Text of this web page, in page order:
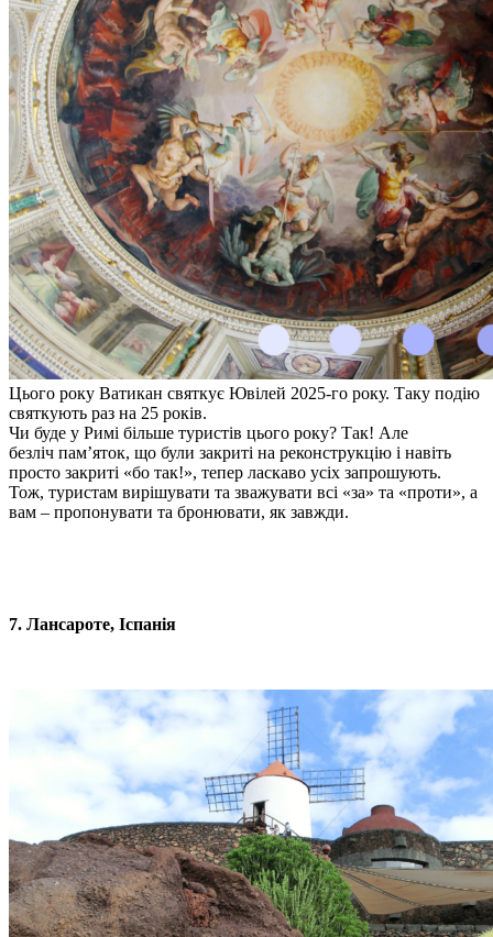
Цього року Ватикан святкує Ювілей 2025-го року. Таку подію
святкують раз на 25 років.
Чи буде у Римі більше туристів цього року? Так! Але
безліч пам’яток, що були закриті на реконструкцію і навіть
просто закриті «бо так!», тепер ласкаво усіх запрошують.
Тож, туристам вирішувати та зважувати всі «за» та «проти», а
вам – пропонувати та бронювати, як завжди.
7. Лансароте, Іспанія